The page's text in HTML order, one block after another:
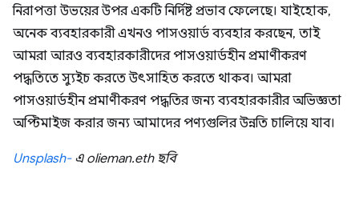
নিরাপত্তা উভয়ের উপর একটি নির্দিষ্ট প্রভাব ফেলেছে। যাইহোক,
অনেক ব্যবহারকারী এখনও পাসওয়ার্ড ব্যবহার করছেন, তাই
আমরা আরও ব্যবহারকারীদের পাসওয়ার্ডহীন প্রমাণীকরণ
পদ্ধতিতে স্যুইচ করতে উৎসাহিত করতে থাকব। আমরা
পাসওয়ার্ডহীন প্রমাণীকরণ পদ্ধতির জন্য ব্যবহারকারীর অভিজ্ঞতা
অপ্টিমাইজ করার জন্য আমাদের পণ্যগুলির উন্নতি চালিয়ে যাব।
Unsplash-এ olieman.eth ছবি